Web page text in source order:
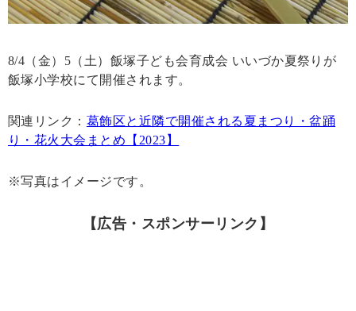
8/4（金）5（土）飯塚子ども会育成会 いいづか夏祭りが
飯塚小学校にて開催されます。
関連リンク： 葛飾区と近隣で開催される夏まつり・盆踊
り・花火大会まとめ【2023】
※写真はイメージです。
【広告・スポンサーリンク】